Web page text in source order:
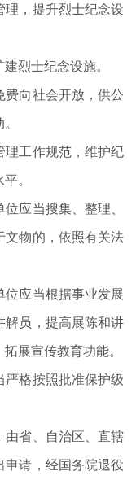
理，提升烈士纪念设
烈士纪念设施。
向社会开放，供公
工作规范，维护纪
。
当搜集、整理、
文物的，依照有关法
应当根据事业发展
解员，提高展陈和讲
展宣传教育功能。
格按照批准保护级
省、自治区、直辖
申请，经国务院退役